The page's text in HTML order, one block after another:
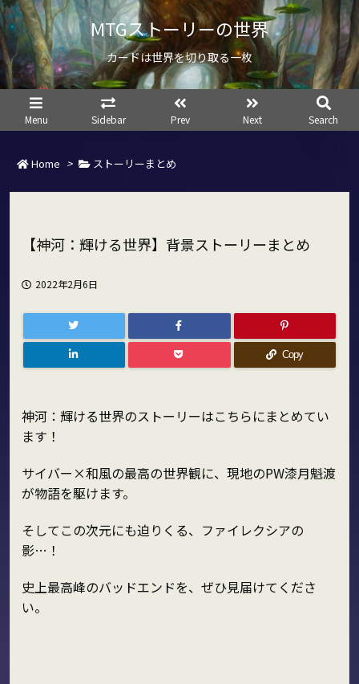
MTGストーリーの世界
カードは世界を切り取る一枚
Menu Sidebar Prev Next Search
Home > ストーリーまとめ
【神河：輝ける世界】背景ストーリーまとめ
2022年2月6日
Copy
神河：輝ける世界のストーリーはこちらにまとめてい
ます！
サイバー×和風の最高の世界観に、現地のPW漆月魁渡
が物語を駆けます。
そしてこの次元にも迫りくる、ファイレクシアの
影…！
史上最高峰のバッドエンドを、ぜひ見届けてくださ
い。